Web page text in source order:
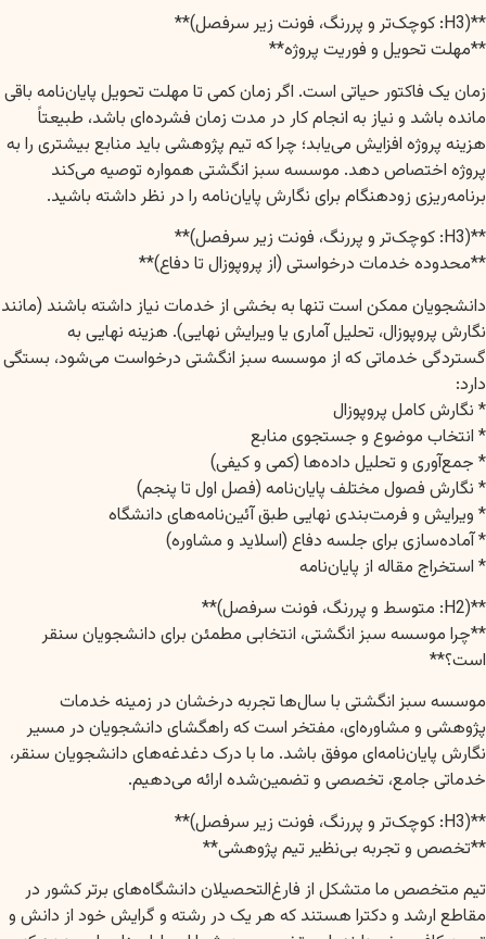
**(H3: کوچک‌تر و پررنگ، فونت زیر سرفصل)**
**مهلت تحویل و فوریت پروژه**
زمان یک فاکتور حیاتی است. اگر زمان کمی تا مهلت تحویل پایان‌نامه باقی
مانده باشد و نیاز به انجام کار در مدت زمان فشرده‌ای باشد، طبیعتاً
هزینه پروژه افزایش می‌یابد؛ چرا که تیم پژوهشی باید منابع بیشتری را به
پروژه اختصاص دهد. موسسه سبز انگشتی همواره توصیه می‌کند
برنامه‌ریزی زودهنگام برای نگارش پایان‌نامه را در نظر داشته باشید.
**(H3: کوچک‌تر و پررنگ، فونت زیر سرفصل)**
**محدوده خدمات درخواستی (از پروپوزال تا دفاع)**
دانشجویان ممکن است تنها به بخشی از خدمات نیاز داشته باشند (مانند
نگارش پروپوزال، تحلیل آماری یا ویرایش نهایی). هزینه نهایی به
گستردگی خدماتی که از موسسه سبز انگشتی درخواست می‌شود، بستگی
دارد:
* نگارش کامل پروپوزال
* انتخاب موضوع و جستجوی منابع
* جمع‌آوری و تحلیل داده‌ها (کمی و کیفی)
* نگارش فصول مختلف پایان‌نامه (فصل اول تا پنجم)
* ویرایش و فرمت‌بندی نهایی طبق آئین‌نامه‌های دانشگاه
* آماده‌سازی برای جلسه دفاع (اسلاید و مشاوره)
* استخراج مقاله از پایان‌نامه
**(H2: متوسط و پررنگ، فونت سرفصل)**
**چرا موسسه سبز انگشتی، انتخابی مطمئن برای دانشجویان سنقر
است؟**
موسسه سبز انگشتی با سال‌ها تجربه درخشان در زمینه خدمات
پژوهشی و مشاوره‌ای، مفتخر است که راهگشای دانشجویان در مسیر
نگارش پایان‌نامه‌ای موفق باشد. ما با درک دغدغه‌های دانشجویان سنقر،
خدماتی جامع، تخصصی و تضمین‌شده ارائه می‌دهیم.
**(H3: کوچک‌تر و پررنگ، فونت زیر سرفصل)**
**تخصص و تجربه بی‌نظیر تیم پژوهشی**
تیم متخصص ما متشکل از فارغ‌التحصیلان دانشگاه‌های برتر کشور در
مقاطع ارشد و دکترا هستند که هر یک در رشته و گرایش خود از دانش و